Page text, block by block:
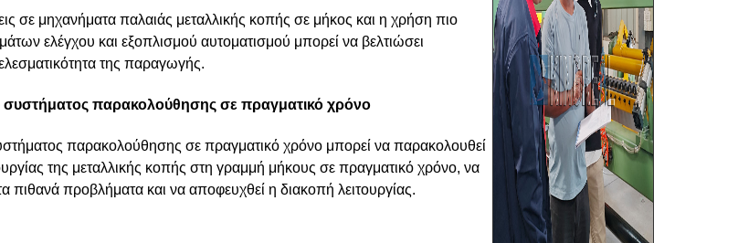
σε μηχανήματα παλαιάς μεταλλικής κοπής σε μήκος και η χρήση πιο
ελέγχου και εξοπλισμού αυτοματισμού μπορεί να βελτιώσει
της παραγωγής.
συστήματος παρακολούθησης σε πραγματικό χρόνο
παρακολούθησης σε πραγματικό χρόνο μπορεί να παρακολουθεί
της μεταλλικής κοπής στη γραμμή μήκους σε πραγματικό χρόνο, να
πιθανά προβλήματα και να αποφευχθεί η διακοπή λειτουργίας.